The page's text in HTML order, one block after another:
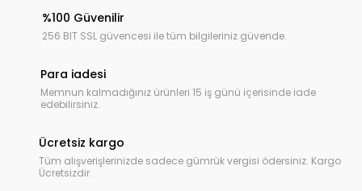
%100 Güvenilir
256 BIT SSL güvencesi ile tüm bilgileriniz güvende.
Para iadesi
Memnun kalmadığınız ürünleri 15 iş günü içerisinde iade
edebilirsiniz.
Ücretsiz kargo
Tüm alışverişlerinizde sadece gümrük vergisi ödersiniz. Kargo
Ücretsizdir.